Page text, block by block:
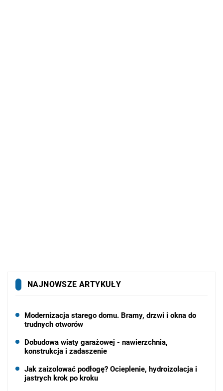
NAJNOWSZE ARTYKUŁY
Modernizacja starego domu. Bramy, drzwi i okna do
trudnych otworów
Dobudowa wiaty garażowej - nawierzchnia,
konstrukcja i zadaszenie
Jak zaizolować podłogę? Ocieplenie, hydroizolacja i
jastrych krok po kroku